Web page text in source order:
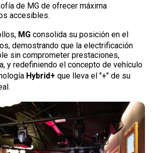
de MG de ofrecer máxima
accesibles.
MG consolida su posición en el
demostrando que la electrificación
sin comprometer prestaciones,
y redefiniendo el concepto de vehículo
Hybrid+ que lleva el "+" de su